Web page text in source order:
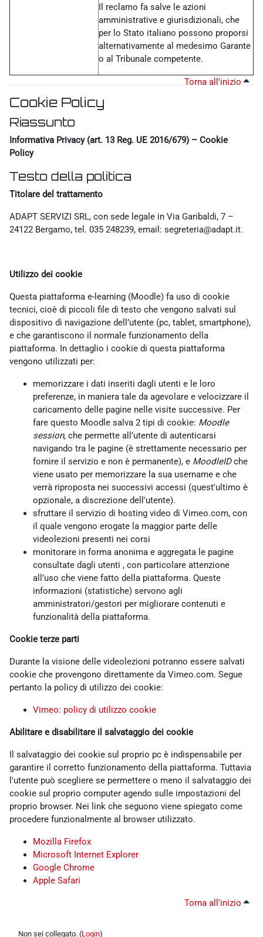
Il reclamo fa salve le azioni
amministrative e giurisdizionali, che
per lo Stato italiano possono proporsi
alternativamente al medesimo Garante
o al Tribunale competente.
Torna all'inizio
Cookie Policy
Riassunto
Informativa Privacy (art. 13 Reg. UE 2016/679) – Cookie
Policy
Testo della politica
Titolare del trattamento
ADAPT SERVIZI SRL, con sede legale in Via Garibaldi, 7 –
24122 Bergamo, tel. 035 248239, email: segreteria@adapt.it.
Utilizzo dei cookie
Questa piattaforma e-learning (Moodle) fa uso di cookie
tecnici, cioè di piccoli file di testo che vengono salvati sul
dispositivo di navigazione dell’utente (pc, tablet, smartphone),
e che garantiscono il normale funzionamento della
piattaforma. In dettaglio i cookie di questa piattaforma
vengono utilizzati per:
memorizzare i dati inseriti dagli utenti e le loro
preferenze, in maniera tale da agevolare e velocizzare il
caricamento delle pagine nelle visite successive. Per
fare questo Moodle salva 2 tipi di cookie: Moodle
session, che permette all’utente di autenticarsi
navigando tra le pagine (è strettamente necessario per
fornire il servizio e non è permanente), e MoodleIDche
viene usato per memorizzare la sua username e che
verrà riproposta nei successivi accessi (quest'ultimo è
opzionale, a discrezione dell'utente).
sfruttare il servizio di hosting video di Vimeo.com, con
il quale vengono erogate la maggior parte delle
videolezioni presenti nei corsi
monitorare in forma anonima e aggregata le pagine
consultate dagli utenti , con particolare attenzione
all’uso che viene fatto della piattaforma. Queste
informazioni (statistiche) servono agli
amministratori/gestori per migliorare contenuti e
funzionalità della piattaforma.
Cookie terze parti
Durante la visione delle videolezioni potranno essere salvati
cookie che provengono direttamente da Vimeo.com. Segue
pertanto la policy di utilizzo dei cookie:
Vimeo: policy di utilizzo cookie
Abilitare e disabilitare il salvataggio dei cookie
Il salvataggio dei cookie sul proprio pc è indispensabile per
garantire il corretto funzionamento della piattaforma. Tuttavia
l'utente può scegliere se permettere o meno il salvataggio dei
cookie sul proprio computer agendo sulle impostazioni del
proprio browser. Nei link che seguono viene spiegato come
procedere funzionalmente al browser utilizzato.
Mozilla Firefox
Microsoft Internet Explorer
Google Chrome
Apple Safari
Torna all'inizio
Non sei collegato. (Login)